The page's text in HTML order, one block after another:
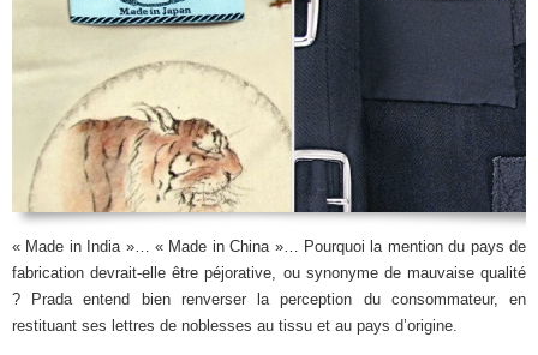
« Made in India »… « Made in China »… Pourquoi la mention du pays de
fabrication devrait-elle être péjorative, ou synonyme de mauvaise qualité
? Prada entend bien renverser la perception du consommateur, en
restituant ses lettres de noblesses au tissu et au pays d’origine.